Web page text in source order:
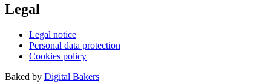
Legal
Legal notice
Personal data protection
Cookies policy
Baked by Digital Bakers